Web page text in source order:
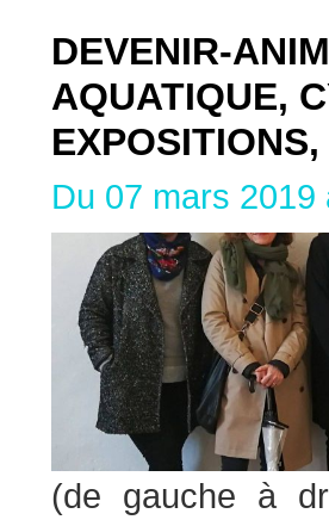
DEVENIR-
AQUATIQUE,
Du 07 mars
(de gauche à